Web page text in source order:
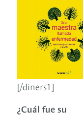
[/diners1]
¿Cuál fue su